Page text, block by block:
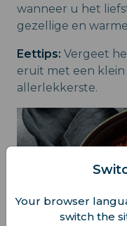
wanneer u het
gezellige en
Eettips: Vergeet
eruit met een
allerlekkerste.
Your browser
switch the